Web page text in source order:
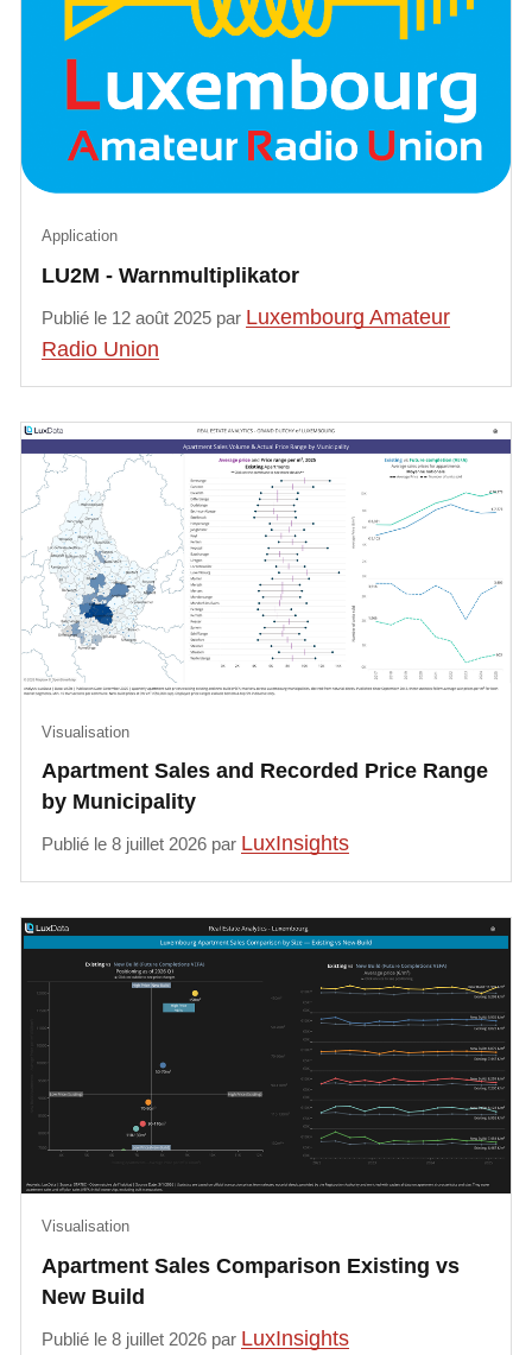
LU2M - Warnmultiplikator
Application
Publié le 12 août 2025 par Luxembourg Amateur
Radio Union
Apartment Sales and Recorded Price Range
by Municipality
Visualisation
Publié le 8 juillet 2026 par LuxInsights
Apartment Sales Comparison Existing vs
New Build
Visualisation
Publié le 8 juillet 2026 par LuxInsights